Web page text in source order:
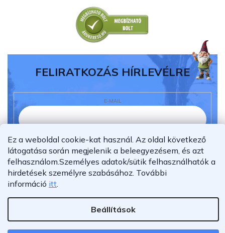
Ez a weboldal cookie-kat használ. Az oldal következő
látogatása során megjelenik a beleegyezésem, és azt
felhasználom.Személyes adatok/sütik felhasználhatók a
hirdetések személyre szabásához. További
információ itt.
Beállítások
FELIRATKOZÁS HÍRLEVÉLRE
E-MAIL
Elolvastam és megértettem azadatvédelmi
nyilatkozatot.
Feliratkozás